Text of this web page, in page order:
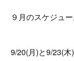
９月のスケジュ
9/20(月)と9/23(